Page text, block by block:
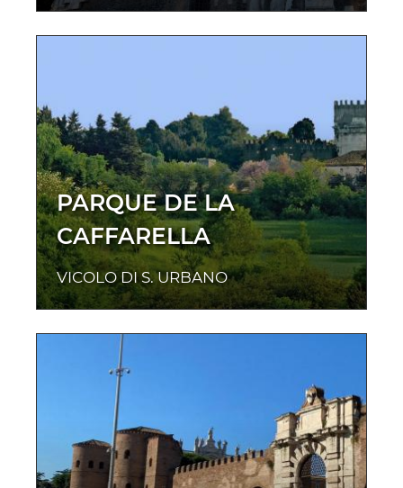
PARQUE DE LA
CAFFARELLA
VICOLO DI S. URBANO